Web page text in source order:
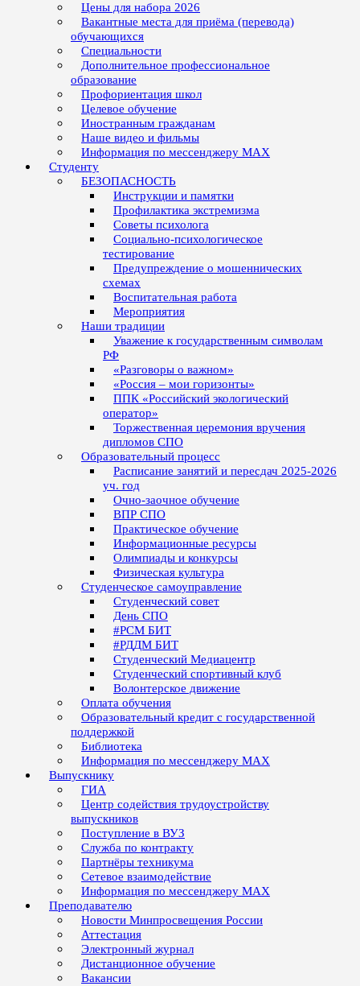
Цены для набора 2026
Вакантные места для приёма (перевода)
обучающихся
Специальности
Дополнительное профессиональное
образование
Профориентация школ
Целевое обучение
Иностранным гражданам
Наше видео и фильмы
Информация по мессенджеру MAX
Студенту
БЕЗОПАСНОСТЬ
Инструкции и памятки
Профилактика экстремизма
Советы психолога
Социально-психологическое
тестирование
Предупреждение о мошеннических
схемах
Воспитательная работа
Мероприятия
Наши традиции
Уважение к государственным символам
РФ
«Разговоры о важном»
«Россия – мои горизонты»
ППК «Российский экологический
оператор»
Торжественная церемония вручения
дипломов СПО
Образовательный процесс
Расписание занятий и пересдач 2025-2026
уч. год
Очно-заочное обучение
ВПР СПО
Практическое обучение
Информационные ресурсы
Олимпиады и конкурсы
Физическая культура
Студенческое самоуправление
Студенческий совет
День СПО
#РСМ БИТ
#РДДМ БИТ
Студенческий Медиацентр
Студенческий спортивный клуб
Волонтерское движение
Оплата обучения
Образовательный кредит с государственной
поддержкой
Библиотека
Информация по мессенджеру MAX
Выпускнику
ГИА
Центр содействия трудоустройству
выпускников
Поступление в ВУЗ
Служба по контракту
Партнёры техникума
Сетевое взаимодействие
Информация по мессенджеру MAX
Преподавателю
Новости Минпросвещения России
Аттестация
Электронный журнал
Дистанционное обучение
Вакансии